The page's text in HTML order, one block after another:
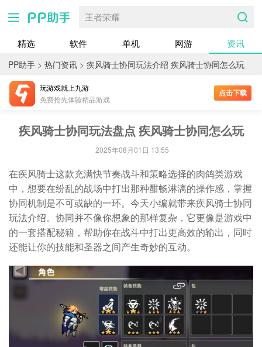
王者荣耀
精选 软件 单机 网游 资讯
PP助手 > 热门资讯 > 疾风骑士协同玩法介绍 疾风骑士协同怎么玩
玩游戏就上九游
免费抢先体验精品游戏
点击下载
疾风骑士协同玩法盘点 疾风骑士协同怎么玩
2025年08月01日 13:55
在疾风骑士这款充满快节奏战斗和策略选择的肉鸽类游戏
中，想要在纷乱的战场中打出那种酣畅淋漓的操作感，掌握
协同机制是不可或缺的一环。今天小编就带来疾风骑士协同
玩法介绍。协同并不像你想象的那样复杂，它更像是游戏中
的一套搭配秘籍，帮助你在战斗中打出更高效的输出，同时
还能让你的技能和圣器之间产生奇妙的互动。